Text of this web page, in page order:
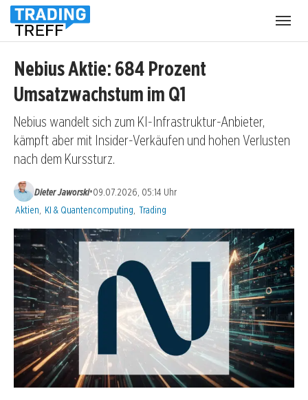
Nebius Aktie: 684 Prozent
Umsatzwachstum im Q1
Nebius wandelt sich zum KI-Infrastruktur-Anbieter,
kämpft aber mit Insider-Verkäufen und hohen Verlusten
nach dem Kurssturz.
Dieter Jaworski•09.07.2026, 05:14 Uhr
Kategorien:
Aktien KI & Quantencomputing Trading